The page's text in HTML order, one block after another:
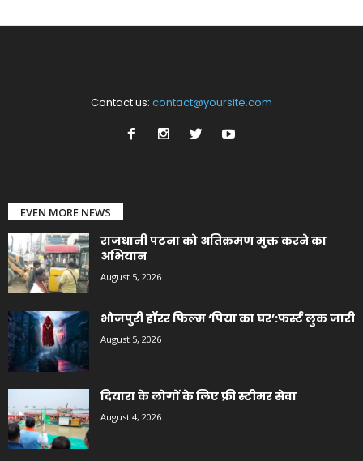
Contact us: contact@yoursite.com
EVEN MORE NEWS
राजधानी पटना को अतिक्रमण मुक्त करने का
अभियान
August 5, 2026
भोजपुरी हॉरर फिल्म ‘पिया का घर’:फर्स्ट लुक जारी
August 5, 2026
दियारा के लोगों के लिए फ्री स्टीमर सेवा
August 4, 2026